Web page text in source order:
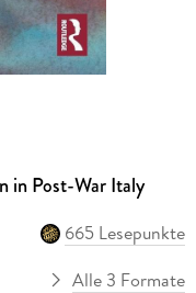
in Post-War Italy
665 Lesepunkte
Alle 3 Formate